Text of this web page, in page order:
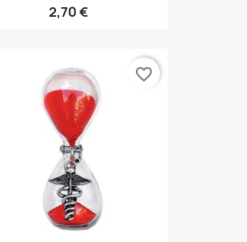
2,70 €
favorite_border